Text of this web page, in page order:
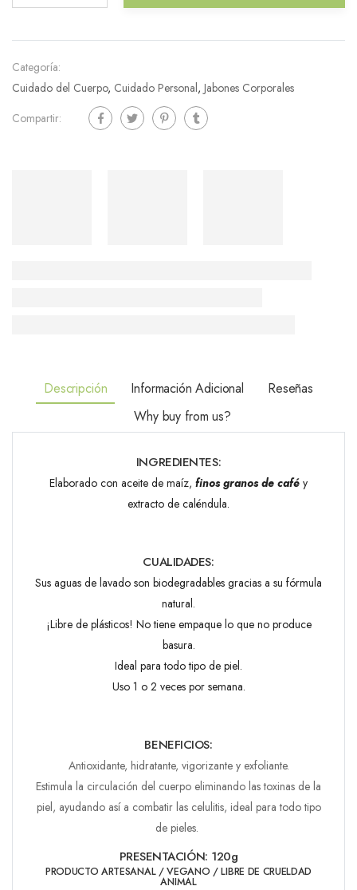
Categoría:
Cuidado del Cuerpo, Cuidado Personal, Jabones Corporales
Compartir:
Descripción Información Adicional
Reseñas
Why buy from us?
INGREDIENTES:
Elaborado con aceite de maíz, finos granos de café y
extracto de caléndula.
CUALIDADES:
Sus aguas de lavado son biodegradables gracias a su fórmula
natural.
¡Libre de plásticos! No tiene empaque lo que no produce
basura.
Ideal para todo tipo de piel.
Uso 1 o 2 veces por semana.
BENEFICIOS:
Antioxidante, hidratante, vigorizante y exfoliante.
Estimula la circulación del cuerpo eliminando las toxinas de la
piel, ayudando así a combatir las celulitis, ideal para todo tipo
de pieles.
PRESENTACIÓN: 120g
PRODUCTO ARTESANAL / VEGANO / LIBRE DE CRUELDAD
ANIMAL